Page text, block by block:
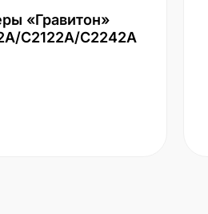
«Гравитон»
С2122А/С2242А